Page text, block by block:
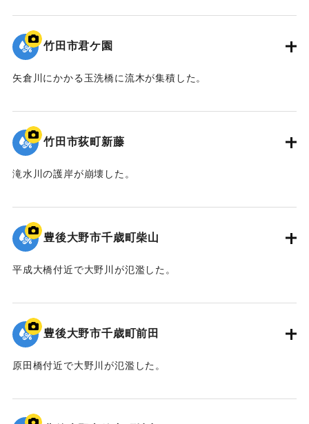
｜固有コード:09922052
竹田市君ケ園
矢倉川にかかる玉洗橋に流木が集積した。
｜固有コード:09922051
竹田市荻町新藤
滝水川の護岸が崩壊した。
｜固有コード:09922050
豊後大野市千歳町柴山
平成大橋付近で大野川が氾濫した。
｜固有コード:09922049
豊後大野市千歳町前田
原田橋付近で大野川が氾濫した。
｜固有コード:09922048